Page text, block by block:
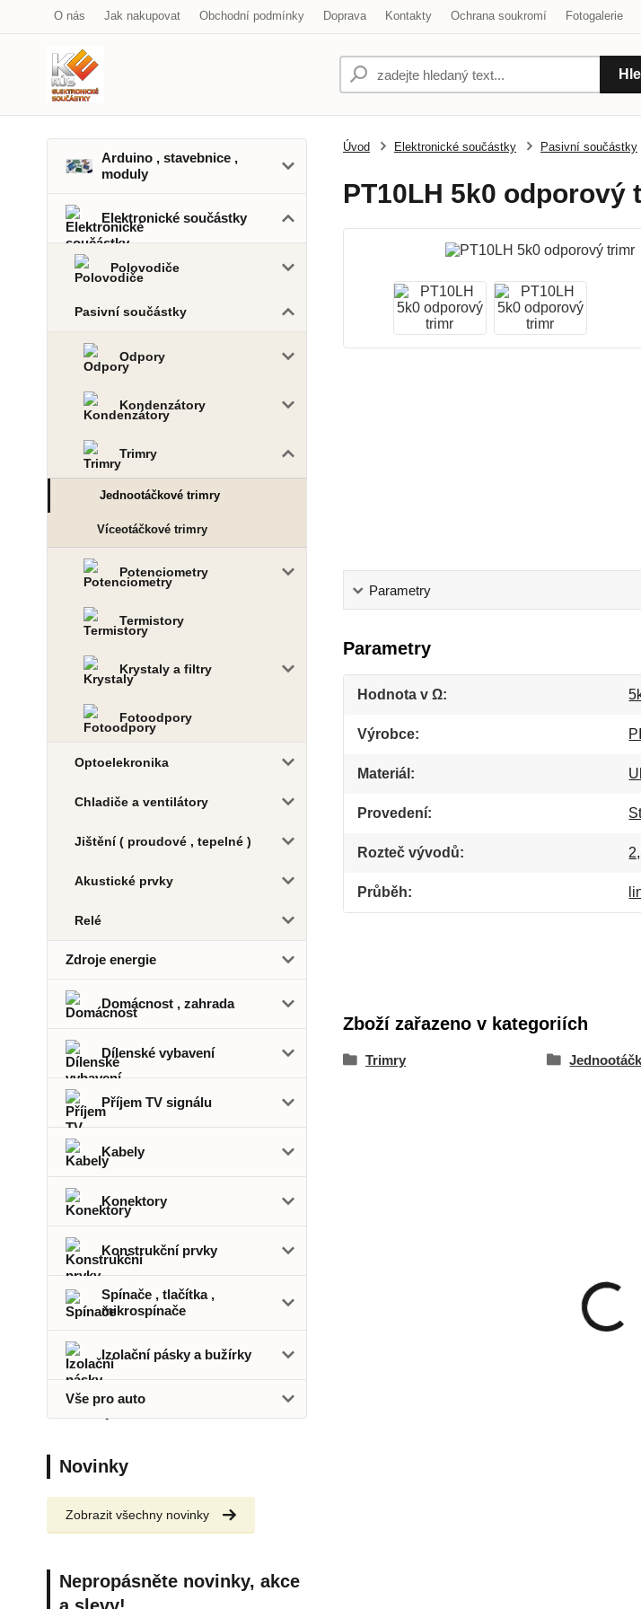
O nás Jak nakupovat Obchodní podmínky Doprava Kontakty Ochrana soukromí Fotogalerie
Arduino , stavebnice ,
moduly
Elektronické součástky
Polovodiče
Pasivní součástky
Odpory
Kondenzátory
Trimry
Jednootáčkové trimry
Víceotáčkové trimry
Potenciometry
Termistory
Krystaly a filtry
Fotoodpory
Optoelekronika
Chladiče a ventilátory
Jištění ( proudové , tepelné )
Akustické prvky
Relé
Zdroje energie
Domácnost , zahrada
Dílenské vybavení
Příjem TV signálu
Kabely
Konektory
Konstrukční prvky
Spínače , tlačítka ,
mikrospínače
Izolační pásky a bužírky
Vše pro auto
Novinky
Zobrazit všechny novinky
Nepropásněte novinky, akce
Úvod Elektronické součástky Pasivní součástky
PT10LH 5k0 odporový
Parametry
Parametry
Hodnota v Ω
Výrobce
Materiál
Provedení
Rozteč vývodů
Průběh
Zboží zařazeno v kategoriích
Trimry